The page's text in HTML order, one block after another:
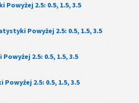
2.5: 0.5, 1.5, 3.5
Powyżej 2.5: 0.5, 1.5, 3.5
2.5: 0.5, 1.5, 3.5
2.5: 0.5, 1.5, 3.5